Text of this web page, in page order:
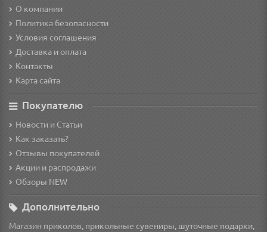
О компании
Политика безопасности
Условия соглашения
Доставка и оплата
Контакты
Карта сайта
Покупателю
Новости и Статьи
Как заказать?
Отзывы покупателей
Акции и распродажи
Обзоры NEW
Дополнительно
Магазин приколов, прикольные сувениры, шуточные подарки,